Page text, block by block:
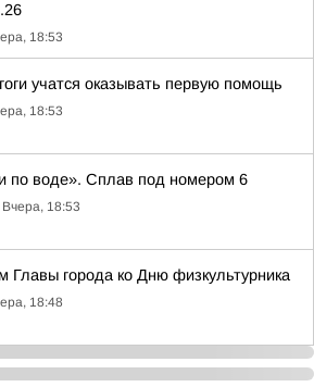
18:53
учатся оказывать первую помощь
18:53
по воде». Сплав под номером 6
Вчера, 18:53
Главы города ко Дню физкультурника
18:48